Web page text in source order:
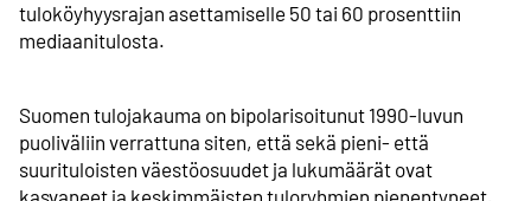
tuloköyhyysrajan asettamiselle 50 tai 60 prosenttiin
mediaanitulosta.
Suomen tulojakauma on bipolarisoitunut 1990-luvun
puoliväliin verrattuna siten, että sekä pieni- että
suurituloisten väestöosuudet ja lukumäärät ovat